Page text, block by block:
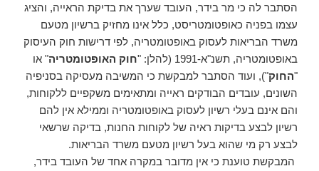
הסתבר לה כי מר בידר, העובד שערך את בדיקת הראייה, והציג
עצמו בפניה כאופטומטריסט, כלל אינו מחזיק ברשיון מטעם
משרד הבריאות לעסוק באופטומטריה, לפי דרישות חוק העיסוק
באופטומטריה, תשנ"א-1991 (להלן: "
חוק האופטומטריה" או
"החוק"), ועוד הסתבר למבקשת כי המשיבה מעסיקה בסניפיה
השונים, עובדים הבודקים ראייה ומתאימים משקפיים ללקוחות,
והם אינם בעלי רשיון לעסוק באופטומטריה וממילא אין להם
רשיון לבצע בדיקות ראיה של לקוחות החנות, בדיקה שרשאי
לבצע רק מי שהוא בעל רשיון מטעם משרד הבריאות.
המבקשת טוענת כי אין מדובר במקרה אחד של העובד בידר,